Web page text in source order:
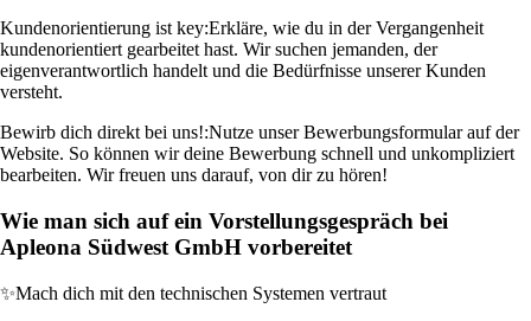
Kundenorientierung ist key:Erkläre, wie du in der Vergangenheit
kundenorientiert gearbeitet hast. Wir suchen jemanden, der
eigenverantwortlich handelt und die Bedürfnisse unserer Kunden
versteht.
Bewirb dich direkt bei uns!:Nutze unser Bewerbungsformular auf der
Website. So können wir deine Bewerbung schnell und unkompliziert
bearbeiten. Wir freuen uns darauf, von dir zu hören!
Wie man sich auf ein Vorstellungsgespräch bei
Apleona Südwest GmbH vorbereitet
✨Mach dich mit den technischen Systemen vertraut